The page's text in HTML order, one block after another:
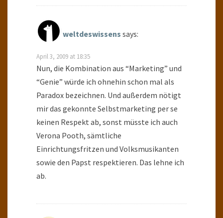
weltdeswissens says:
April 3, 2009 at 18:35
Nun, die Kombination aus “Marketing” und
“Genie” würde ich ohnehin schon mal als
Paradox bezeichnen. Und außerdem nötigt
mir das gekonnte Selbstmarketing per se
keinen Respekt ab, sonst müsste ich auch
Verona Pooth, sämtliche
Einrichtungsfritzen und Volksmusikanten
sowie den Papst respektieren. Das lehne ich
ab.